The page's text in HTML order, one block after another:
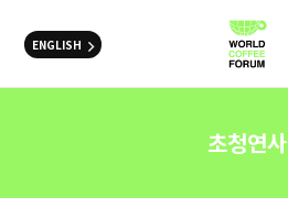
ENGLISH
초청연사